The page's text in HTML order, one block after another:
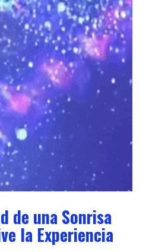
de una Sonrisa
la Experiencia